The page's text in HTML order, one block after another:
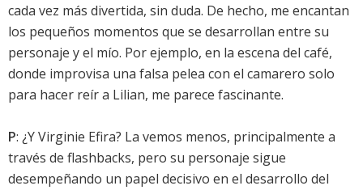
cada vez más divertida, sin duda. De hecho, me encantan
los pequeños momentos que se desarrollan entre su
personaje y el mío. Por ejemplo, en la escena del café,
donde improvisa una falsa pelea con el camarero solo
para hacer reír a Lilian, me parece fascinante.
P: ¿Y Virginie Efira? La vemos menos, principalmente a
través de flashbacks, pero su personaje sigue
desempeñando un papel decisivo en el desarrollo del